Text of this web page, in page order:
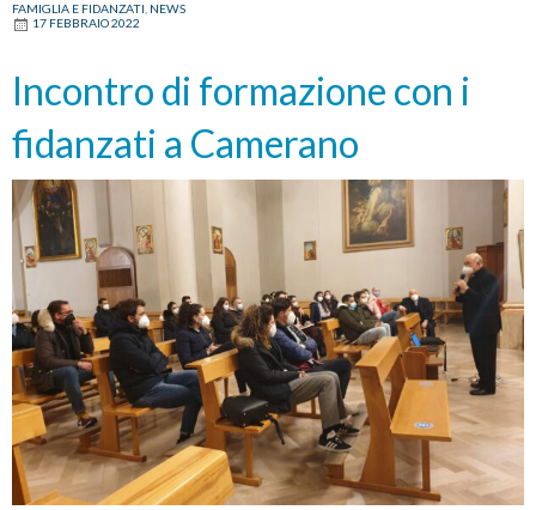
e
fidanzati
FAMIGLIA E FIDANZATI NEWS
17 FEBBRAIO 2022
Incontro di formazione con i
fidanzati a Camerano